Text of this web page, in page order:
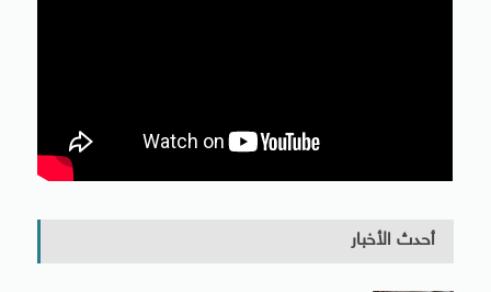
أحدث الأخبار